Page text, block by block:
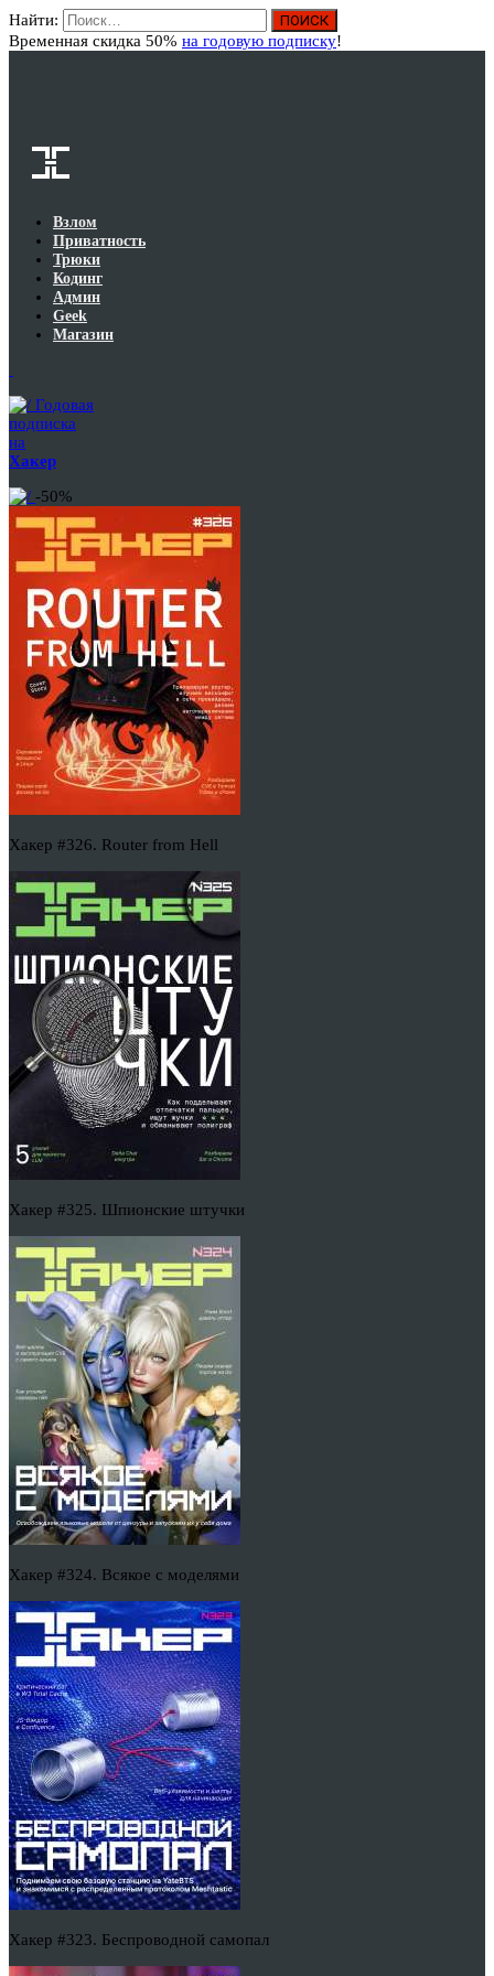
Найти:
Временная скидка 50% на годовую подписку!
Взлом
Приватность
Трюки
Кодинг
Админ
Geek
Магазин
Годовая
подписка
на
Хакер
-50%
Хакер #326. Router from Hell
Хакер #325. Шпионские штучки
Хакер #324. Всякое с моделями
Хакер #323. Беспроводной самопал